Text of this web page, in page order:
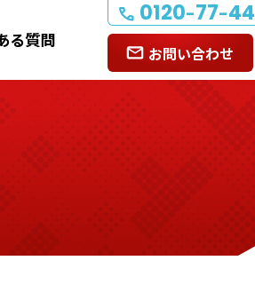
0120-77-44
お問い合わせ
る質問